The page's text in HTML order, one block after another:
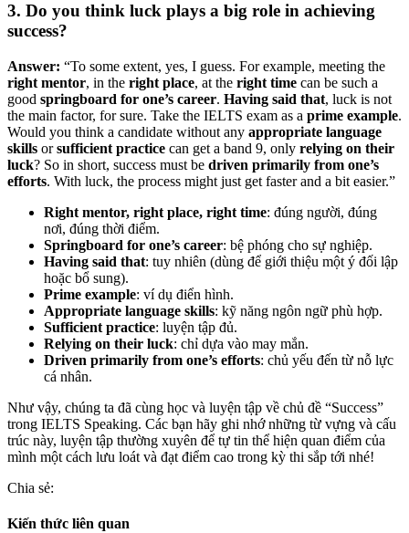
3. Do you think luck plays a big role in achieving
success?
Answer: “To some extent, yes, I guess. For example, meeting the
right mentor, in the right place, at the right time can be such a
good springboard for one’s career. Having said that, luck is not
the main factor, for sure. Take the IELTS exam as a prime example.
Would you think a candidate without any appropriate language
skills orsufficient practice can get a band 9, only relying on their
luck? So in short, success must be driven primarily from one’s
efforts. With luck, the process might just get faster and a bit easier.”
Right mentor, right place, right time: đúng người, đúng
nơi, đúng thời điểm.
Springboard for one’s career: bệ phóng cho sự nghiệp.
Having said that: tuy nhiên (dùng để giới thiệu một ý đối lập
hoặc bổ sung).
Prime example: ví dụ điển hình.
Appropriate language skills: kỹ năng ngôn ngữ phù hợp.
Sufficient practice: luyện tập đủ.
Relying on their luck: chỉ dựa vào may mắn.
Driven primarily from one’s efforts: chủ yếu đến từ nỗ lực
cá nhân.
Như vậy, chúng ta đã cùng học và luyện tập về chủ đề “Success”
trong IELTS Speaking. Các bạn hãy ghi nhớ những từ vựng và cấu
trúc này, luyện tập thường xuyên để tự tin thể hiện quan điểm của
mình một cách lưu loát và đạt điểm cao trong kỳ thi sắp tới nhé!
Chia sẻ:
Kiến thức liên quan